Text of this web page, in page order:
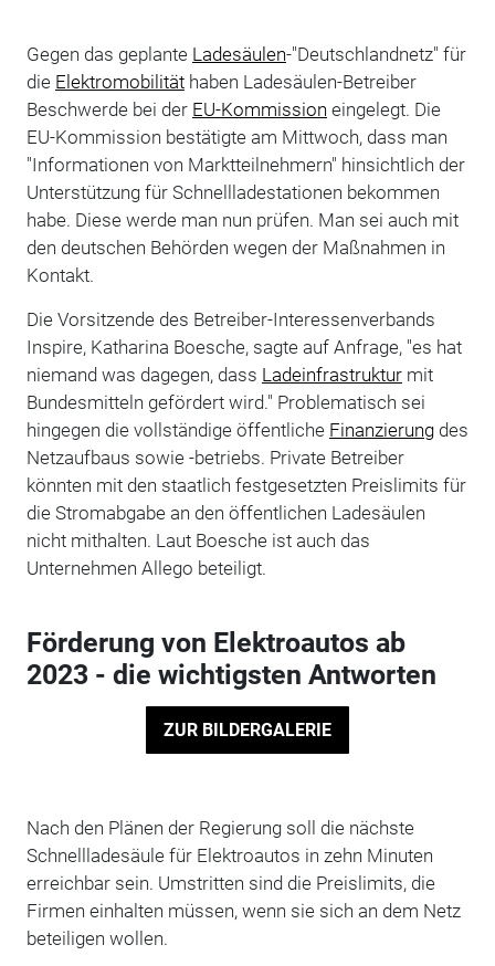
Gegen das geplante Ladesäulen-"Deutschlandnetz" für
die Elektromobilitäthaben Ladesäulen-Betreiber
Beschwerde bei der EU-Kommission eingelegt. Die
EU-Kommission bestätigte am Mittwoch, dass man
"Informationen von Marktteilnehmern" hinsichtlich der
Unterstützung für Schnellladestationen bekommen
habe. Diese werde man nun prüfen. Man sei auch mit
den deutschen Behörden wegen der Maßnahmen in
Kontakt.
Die Vorsitzende des Betreiber-Interessenverbands
Inspire, Katharina Boesche, sagte auf Anfrage, "es hat
niemand was dagegen, dass Ladeinfrastrukturmit
Bundesmitteln gefördert wird." Problematisch sei
hingegen die vollständige öffentliche Finanzierungdes
Netzaufbaus sowie -betriebs. Private Betreiber
könnten mit den staatlich festgesetzten Preislimits für
die Stromabgabe an den öffentlichen Ladesäulen
nicht mithalten. Laut Boesche ist auch das
Unternehmen Allego beteiligt.
Förderung von Elektroautos ab
2023 - die wichtigsten Antworten
ZUR BILDERGALERIE
Nach den Plänen der Regierung soll die nächste
Schnellladesäule für Elektroautos in zehn Minuten
erreichbar sein. Umstritten sind die Preislimits, die
Firmen einhalten müssen, wenn sie sich an dem Netz
beteiligen wollen.